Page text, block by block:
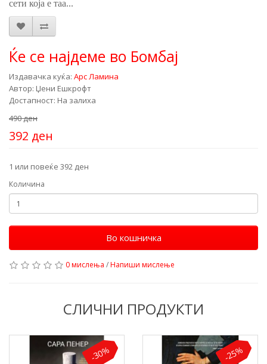
сети која е таа...
Ќе се најдеме во Бомбај
Издавачка куќа: Арс Ламина
Автор: Џени Ешкрофт
Достапност: На залиха
490 ден
392 ден
1 или повеќе 392 ден
Количина
Во кошничка
0 мислења /Напиши мислење
СЛИЧНИ ПРОДУКТИ
-30% -25%